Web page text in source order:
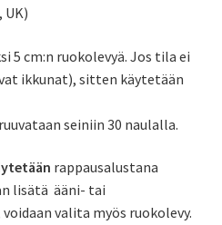
UK)
5 cm:n ruokolevyä. Jos tila ei
ikkunat), sitten käytetään
seiniin 30 naulalla.
rappausalustana
lisätä ääni- tai
valita myös ruokolevy.